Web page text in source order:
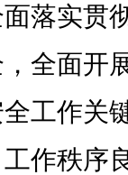
落实贯
全面开
工作关
工作秩序